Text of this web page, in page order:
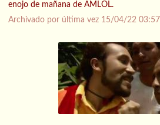
enojo de mañana de AMLOL.
Archivado por última vez 15/04/22 03:57